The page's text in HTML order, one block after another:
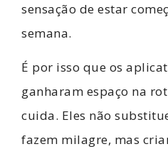
sensação de estar
semana.
É por isso que os
ganharam espaço na
cuida. Eles não
fazem milagre, mas